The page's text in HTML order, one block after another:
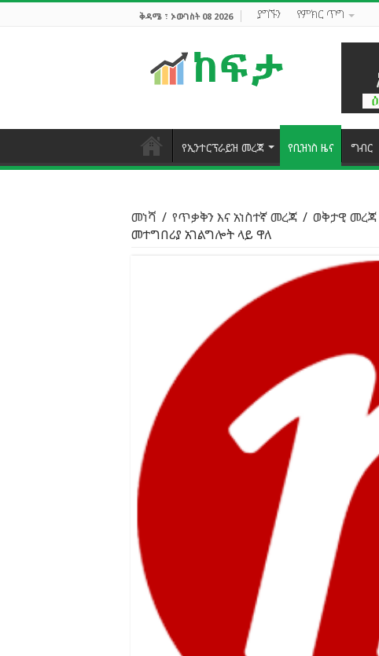
ቅዳሜ ፣ ኦውገስት 08 2026 ያግኙን የምክር ጥግ
የኢንተርፕራይዝ መረጃ የቢዝነስ ዜና ግብር
መነሻ / የጥቃቅን እና አነስተኛ መረጃ / ወቅታዊ መረጃ
መተግበሪያ አገልግሎት ላይ ዋለ